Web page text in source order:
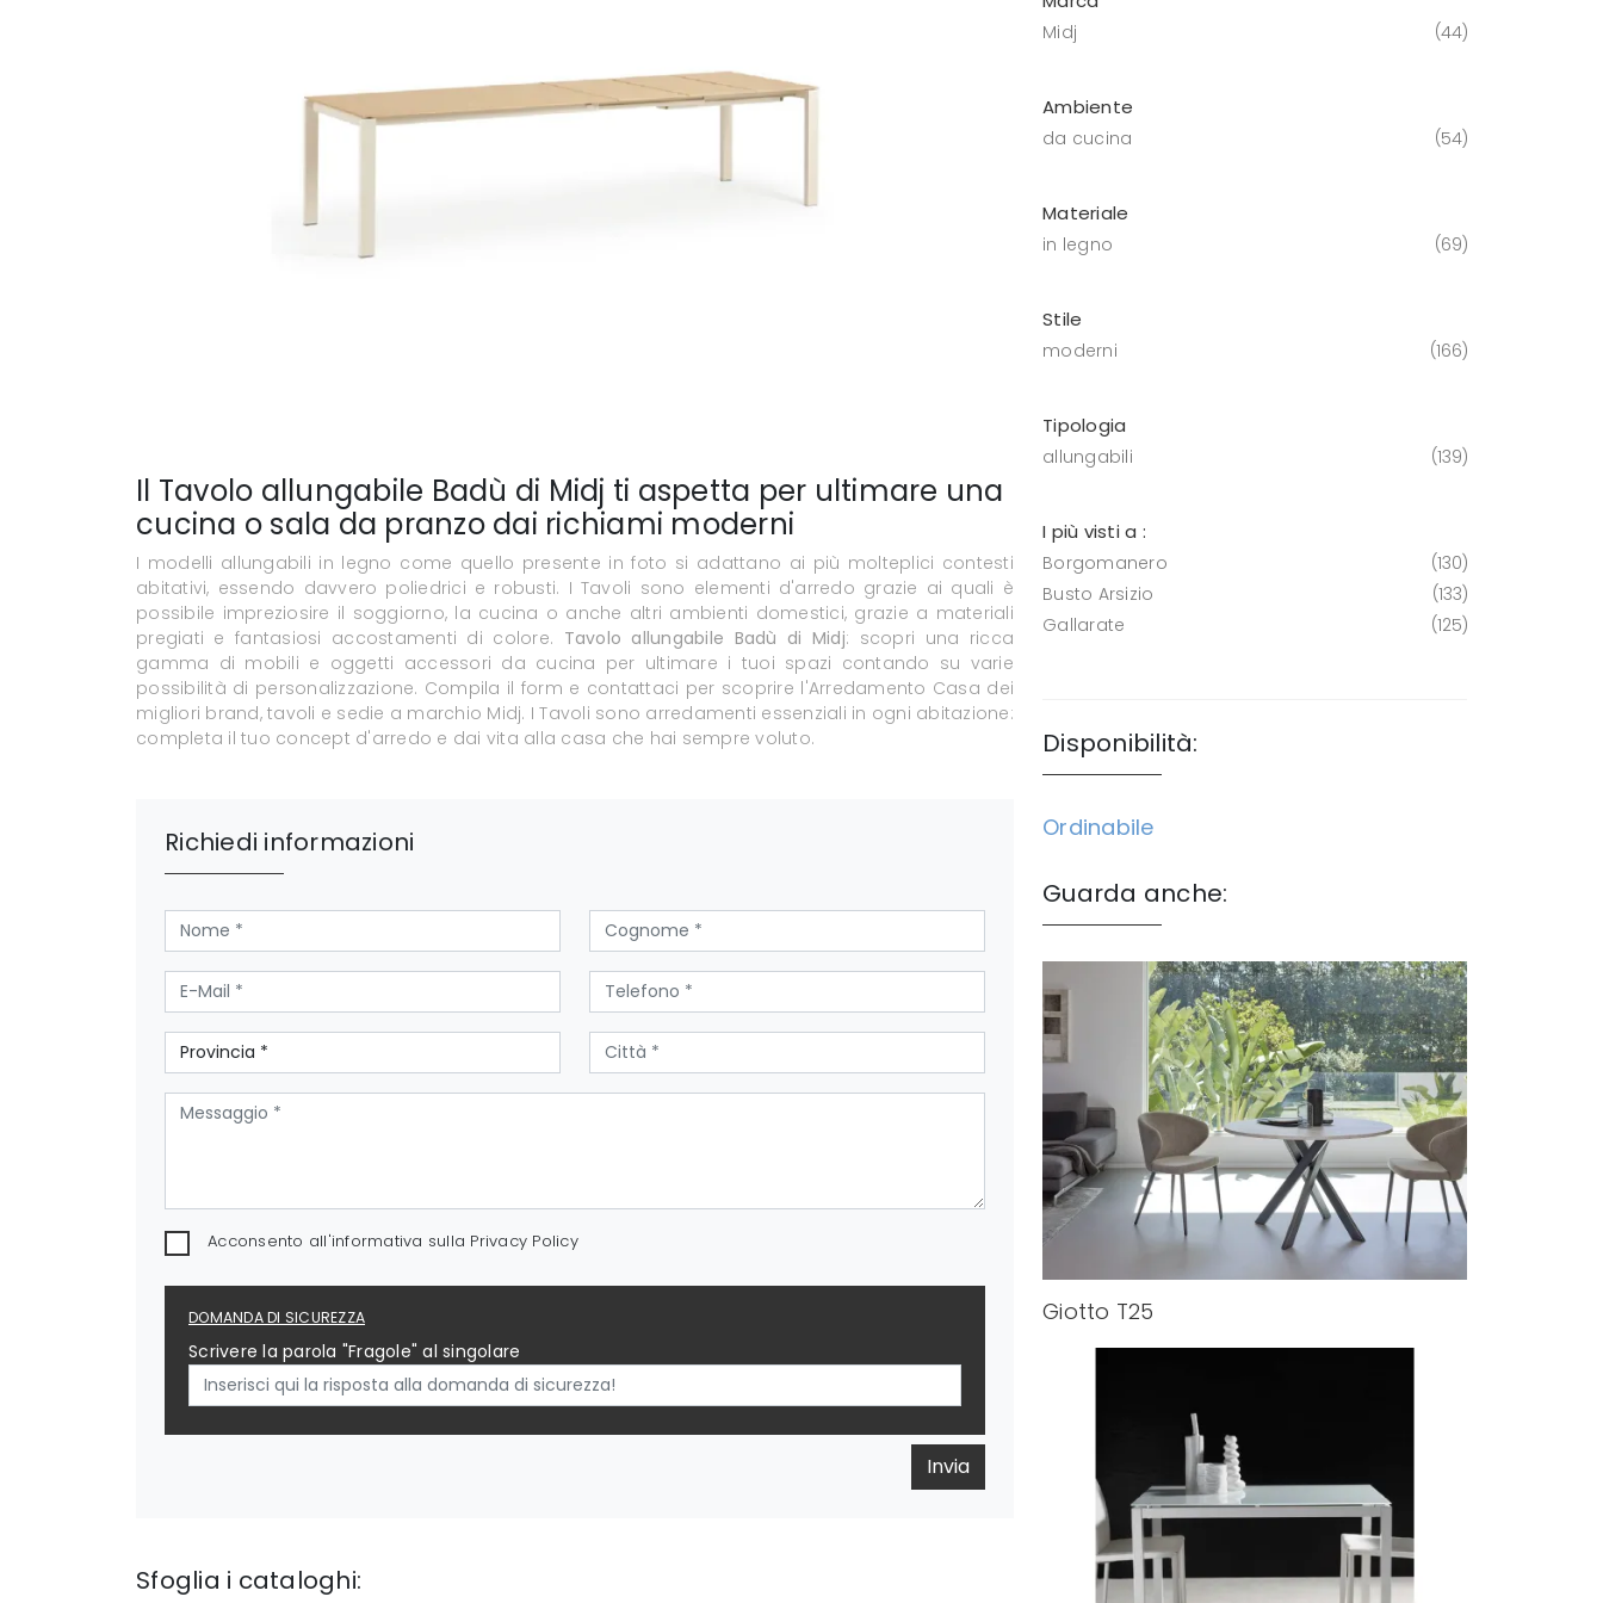
Il Tavolo allungabile Badù di Midj ti aspetta per ultimare una
cucina o sala da pranzo dai richiami moderni
I modelli allungabili in legno come quello presente in foto si adattano ai più molteplici contesti
abitativi, essendo davvero poliedrici e robusti. I Tavoli sono elementi d'arredo grazie ai quali è
possibile impreziosire il soggiorno, la cucina o anche altri ambienti domestici, grazie a materiali
pregiati e fantasiosi accostamenti di colore. Tavolo allungabile Badù di Midj: scopri una ricca
gamma di mobili e oggetti accessori da cucina per ultimare i tuoi spazi contando su varie
possibilità di personalizzazione. Compila il form e contattaci per scoprire l'Arredamento Casa dei
migliori brand, tavoli e sedie a marchio Midj. I Tavoli sono arredamenti essenziali in ogni abitazione:
completa il tuo concept d'arredo e dai vita alla casa che hai sempre voluto.
Richiedi informazioni
Acconsento all'informativa sulla Privacy Policy
DOMANDA DI SICUREZZA
Scrivere la parola "Fragole" al singolare
Invia
Sfoglia i cataloghi:
Midj 44
Ambiente
da cucina 54
Materiale
in legno 69
Stile
moderni 166
Tipologia
allungabili 139
I più visti a :
Borgomanero
130
Busto Arsizio
133
Gallarate
125
Disponibilità:
Ordinabile
Guarda anche:
Giotto T25